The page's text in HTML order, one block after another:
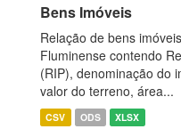
Bens Imóveis
Relação de bens
Fluminense contendo
(RIP), denominação do
valor do terreno, área...
CSV ODS XLSX